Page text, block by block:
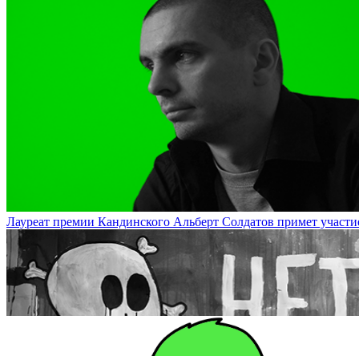
На DOCA будут показаны документации проектов арт-
Лауреат премии Кандинского Альберт Солдатов примет